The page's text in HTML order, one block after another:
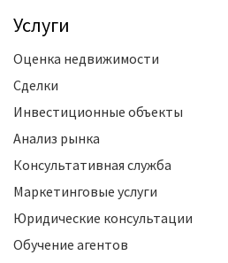
Услуги
Оценка недвижимости
Сделки
Инвестиционные объекты
Анализ рынка
Консультативная служба
Маркетинговые услуги
Юридические консультации
Обучение агентов